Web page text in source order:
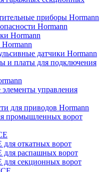
приборы Hormann
Hormann
Hormann
датчики Hormann
и платы для подключения
элементы управления
для приводов Hormann
промышленных ворот
откатных ворот
распашных ворот
секционных ворот